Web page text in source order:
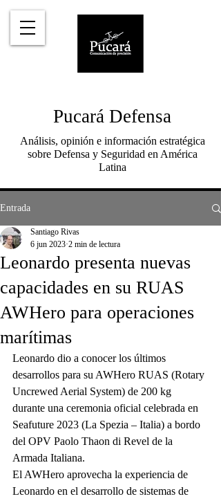
Pucará Defensa
Análisis, opinión e información estratégica
sobre Defensa y Seguridad en América
Latina
Entrada
Leonardo presenta nuevas
capacidades en su RUAS
AWHero para operaciones
marítimas
Santiago Rivas
6 jun 2023 2 min de lectura
Leonardo dio a conocer los últimos
desarrollos para su AWHero RUAS (Rotary
Uncrewed Aerial System) de 200 kg
durante una ceremonia oficial celebrada en
Seafuture 2023 (La Spezia – Italia) a bordo
del OPV Paolo Thaon di Revel de la
Armada Italiana.
El AWHero aprovecha la experiencia de
Leonardo en el desarrollo de sistemas de